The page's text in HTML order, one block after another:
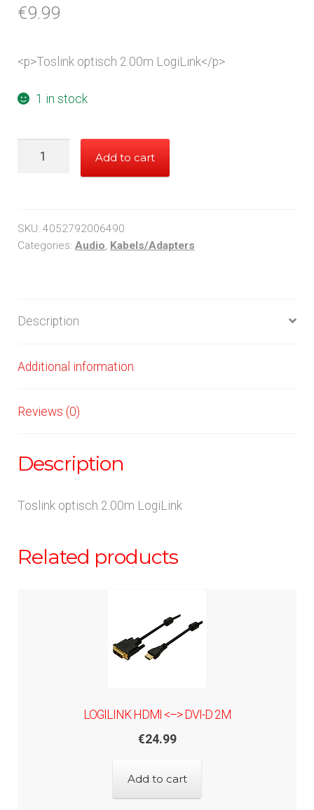
€9.99
<p>Toslink optisch 2.00m LogiLink</p>
1 in stock
quantity
Add to cart
SKU: 4052792006490
Categories: Audio, Kabels/Adapters
Description
Additional information
Reviews (0)
Description
Toslink optisch 2.00m LogiLink
Related products
LOGILINK HDMI <–> DVI-D 2M
€24.99
Add to cart